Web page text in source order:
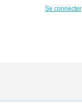
Se connecter